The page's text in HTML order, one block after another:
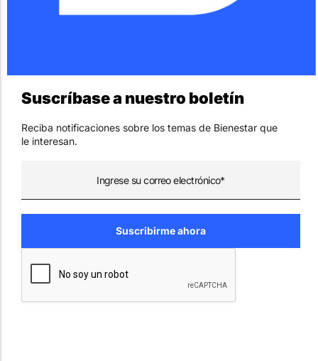
Suscríbase a nuestro boletín
Reciba notificaciones sobre los temas de Bienestar que
le interesan.